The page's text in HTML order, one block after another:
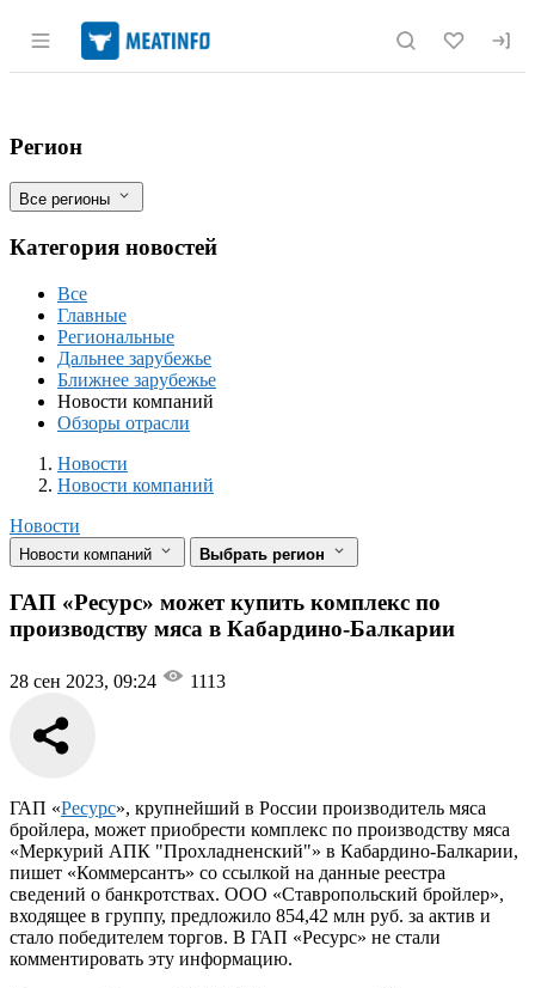
Раздел навигации по сайту
ГАП «Ресурс» может купить комплекс
Фильтры
Регион
Все регионы
Категория новостей
Все
Главные
Региональные
Дальнее зарубежье
Ближнее зарубежье
Новости компаний
Обзоры отрасли
Новости
Разделы
Новости
Новости компаний
Новости
Новости компаний Выбрать регион
ГАП «Ресурс» может купить комплекс по
производству мяса в Кабардино-Балкарии
28 сен 2023, 09:24 1113
ГАП «Ресурс», крупнейший в России производитель мяса
бройлера, может приобрести комплекс по производству мяса
«Меркурий АПК "Прохладненский"» в Кабардино-Балкарии,
пишет «Коммерсантъ» со ссылкой на данные реестра
сведений о банкротствах. ООО «Ставропольский бройлер»,
входящее в группу, предложило 854,42 млн руб. за актив и
стало победителем торгов. В ГАП «Ресурс» не стали
комментировать эту информацию.